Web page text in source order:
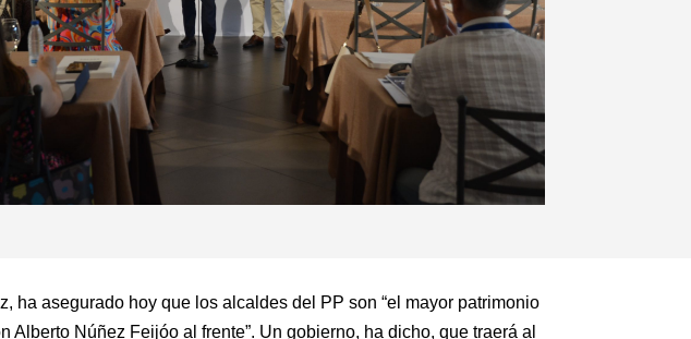
ha asegurado hoy que los alcaldes del PP son “el mayor patrimonio
Núñez Feijóo al frente”. Un gobierno, ha dicho, que traerá al